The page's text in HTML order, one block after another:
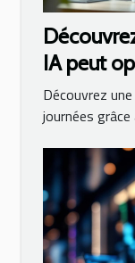
IA peut
Découvrez
journées grâce